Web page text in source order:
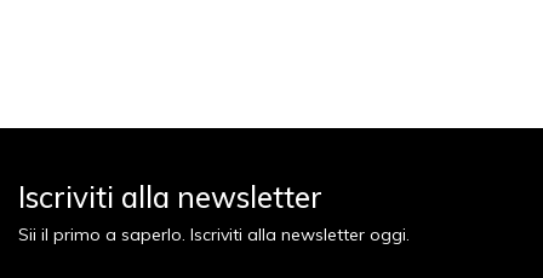
Iscriviti alla newsletter
Sii il primo a saperlo. Iscriviti alla newsletter oggi.